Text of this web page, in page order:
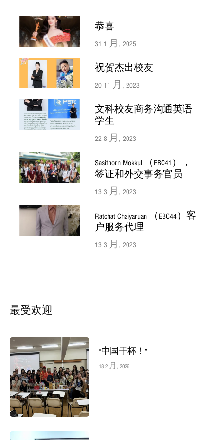
恭喜
31 1 月, 2025
祝贺杰出校友
20 11 月, 2023
文科校友商务沟通英语
学生
22 8 月, 2023
Sasithorn Mokkul （EBC41），
签证和外交事务官员
13 3 月, 2023
Ratchat Chaiyaruan （EBC44）客
户服务代理
13 3 月, 2023
最受欢迎
“中国干杯！”
18 2 月, 2026